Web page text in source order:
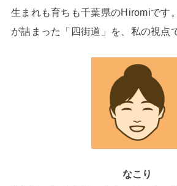
生まれも育ちも千葉県のHiromiです
が詰まった「四街道」を、私の視点
なこり